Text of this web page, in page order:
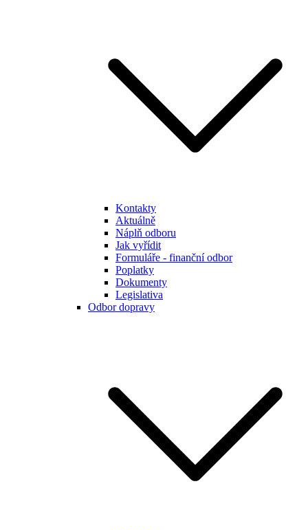
Kontakty
Aktuálně
Náplň odboru
Jak vyřídit
Formuláře - finanční odbor
Poplatky
Dokumenty
Legislativa
Odbor dopravy